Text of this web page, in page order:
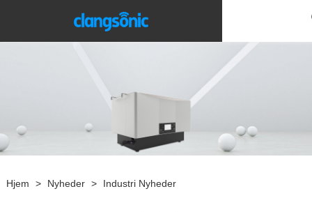
Hjem > Nyheder > Industri Nyheder